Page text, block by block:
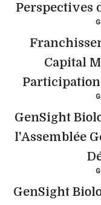
Perspectives
Capital
GenSight
l'Assemblée
GenSight